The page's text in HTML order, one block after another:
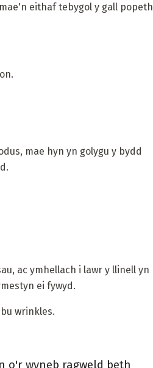
eithaf tebygol y gall popeth
mae hyn yn golygu y bydd
ac ymhellach i lawr y llinell yn
ei fywyd.
wrinkles.
o'r wyneb ragweld beth